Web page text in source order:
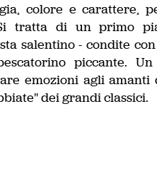
colore e carattere,
tratta di un primo
salentino - condite
piccante. Un
emozioni agli amanti
dei grandi classici.